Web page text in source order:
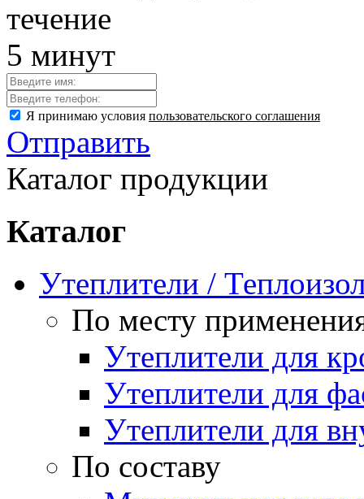
течение
5 минут
Я принимаю условия пользовательского соглашения
Отправить
Каталог продукции
Каталог
Утеплители /
По месту
Утеплители для
Утеплители для
Утеплители для
По составу